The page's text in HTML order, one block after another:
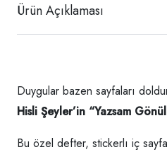
Ürün Açıklaması
Duygular bazen sayfaları
Hisli Şeyler’in “Yazsam
Bu özel defter, stickerlı iç